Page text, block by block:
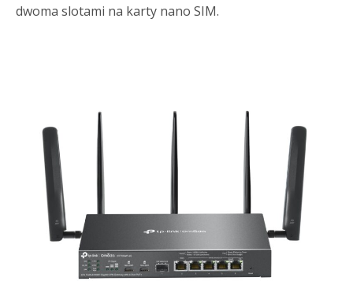
dwoma slotami na karty nano SIM.